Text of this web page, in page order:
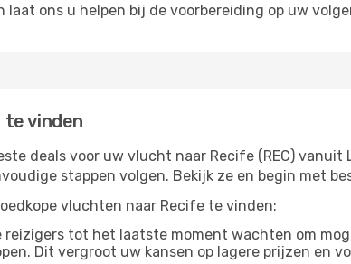
laat ons u helpen bij de voorbereiding op uw
te vinden
deals voor uw vlucht naar Recife (REC)
stappen volgen. Bekijk ze en begin met
vluchten naar Recife te vinden:
reizigers tot het laatste moment wachten om
Dit vergroot uw kansen op lagere prijzen en